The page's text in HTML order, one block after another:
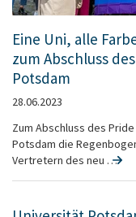
Eine Uni, alle
zum Abschluss
Potsdam
28.06.2023
Zum Abschluss des
Potsdam die
Vertretern des neu …